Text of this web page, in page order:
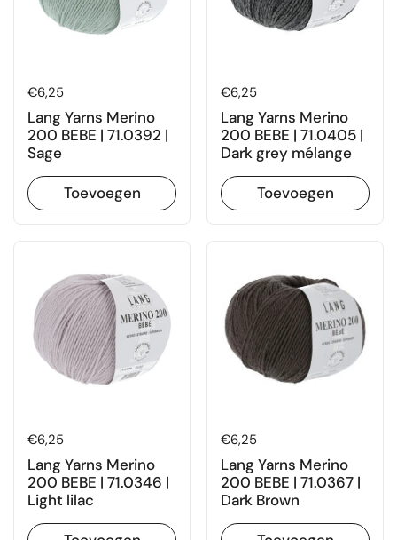
Prijs:
€6,25
Lang Yarns Merino
200 BEBE | 71.0392 |
Sage
Toevoegen
Prijs:
€6,25
Lang Yarns Merino
200 BEBE | 71.0405 |
Dark grey mélange
Toevoegen
Prijs:
€6,25
Lang Yarns Merino
200 BEBE | 71.0346 |
Light lilac
Prijs:
€6,25
Lang Yarns Merino
200 BEBE | 71.0367 |
Dark Brown